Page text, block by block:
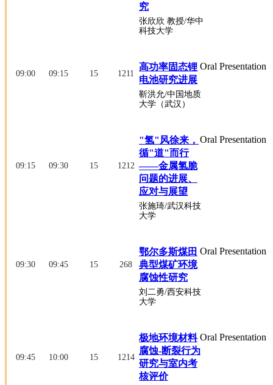
究
张欣欣 教授/华中
科技大学
09:00 09:15 15 1211
高功率固态锂
电池研究进展
靳洪允/中国地质
大学（武汉）
Oral Presentation
09:15 09:30 15 1212
"氢"风徐来，
循"道"而行
——金属氢脆
问题的进展、
应对与展望
张施琦/武汉科技
大学
Oral Presentation
09:30 09:45 15 268
鄂尔多斯煤田
典型煤矿环境
腐蚀性研究
刘二勇/西安科技
大学
Oral Presentation
09:45 10:00 15 1214
极地环境材料
腐蚀-断裂行为
研究与室内考
核评价
Oral Presentation